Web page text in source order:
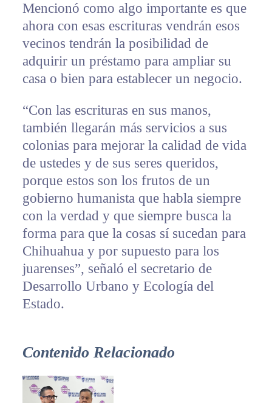
Mencionó como algo importante es que
ahora con esas escrituras vendrán esos
vecinos tendrán la posibilidad de
adquirir un préstamo para ampliar su
casa o bien para establecer un negocio.
“Con las escrituras en sus manos,
también llegarán más servicios a sus
colonias para mejorar la calidad de vida
de ustedes y de sus seres queridos,
porque estos son los frutos de un
gobierno humanista que habla siempre
con la verdad y que siempre busca la
forma para que la cosas sí sucedan para
Chihuahua y por supuesto para los
juarenses”, señaló el secretario de
Desarrollo Urbano y Ecología del
Estado.
Contenido Relacionado